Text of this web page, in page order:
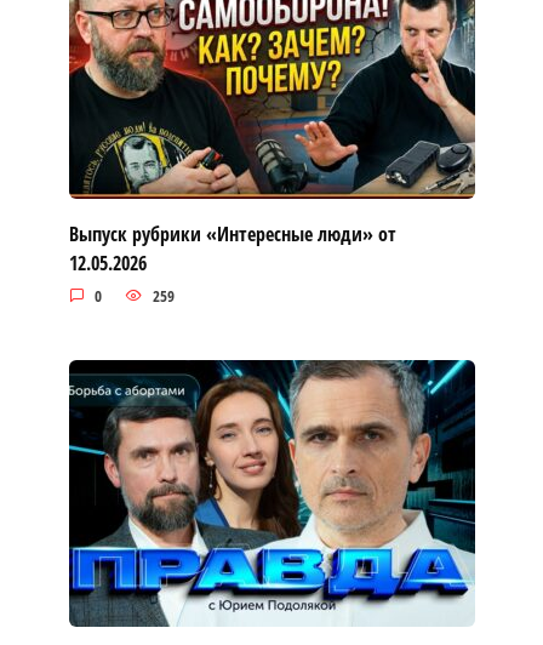
Выпуск рубрики «Интересные люди» от
12.05.2026
0 259